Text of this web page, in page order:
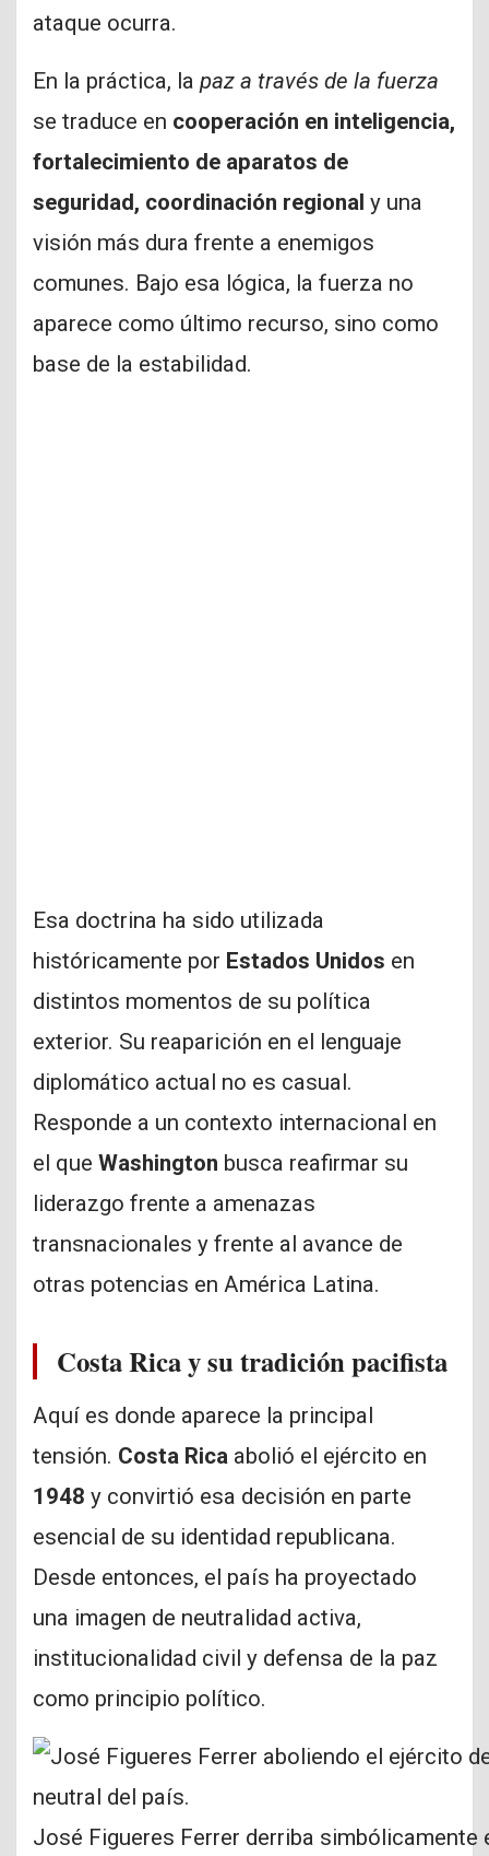
ataque ocurra.
En la práctica, la paz a través de la fuerza
se traduce en cooperación en inteligencia,
fortalecimiento de aparatos de
seguridad, coordinación regional y una
visión más dura frente a enemigos
comunes. Bajo esa lógica, la fuerza no
aparece como último recurso, sino como
base de la estabilidad.
Esa doctrina ha sido utilizada
históricamente por Estados Unidos en
distintos momentos de su política
exterior. Su reaparición en el lenguaje
diplomático actual no es casual.
Responde a un contexto internacional en
el que Washington busca reafirmar su
liderazgo frente a amenazas
transnacionales y frente al avance de
otras potencias en América Latina.
Costa Rica y su tradición pacifista
Aquí es donde aparece la principal
tensión. Costa Rica abolió el ejército en
1948 y convirtió esa decisión en parte
esencial de su identidad republicana.
Desde entonces, el país ha proyectado
una imagen de neutralidad activa,
institucionalidad civil y defensa de la paz
como principio político.
José Figueres Ferrer derriba